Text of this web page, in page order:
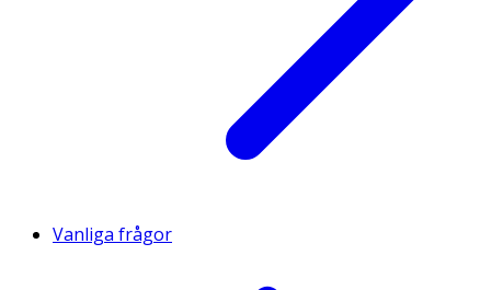
Vanliga frågor